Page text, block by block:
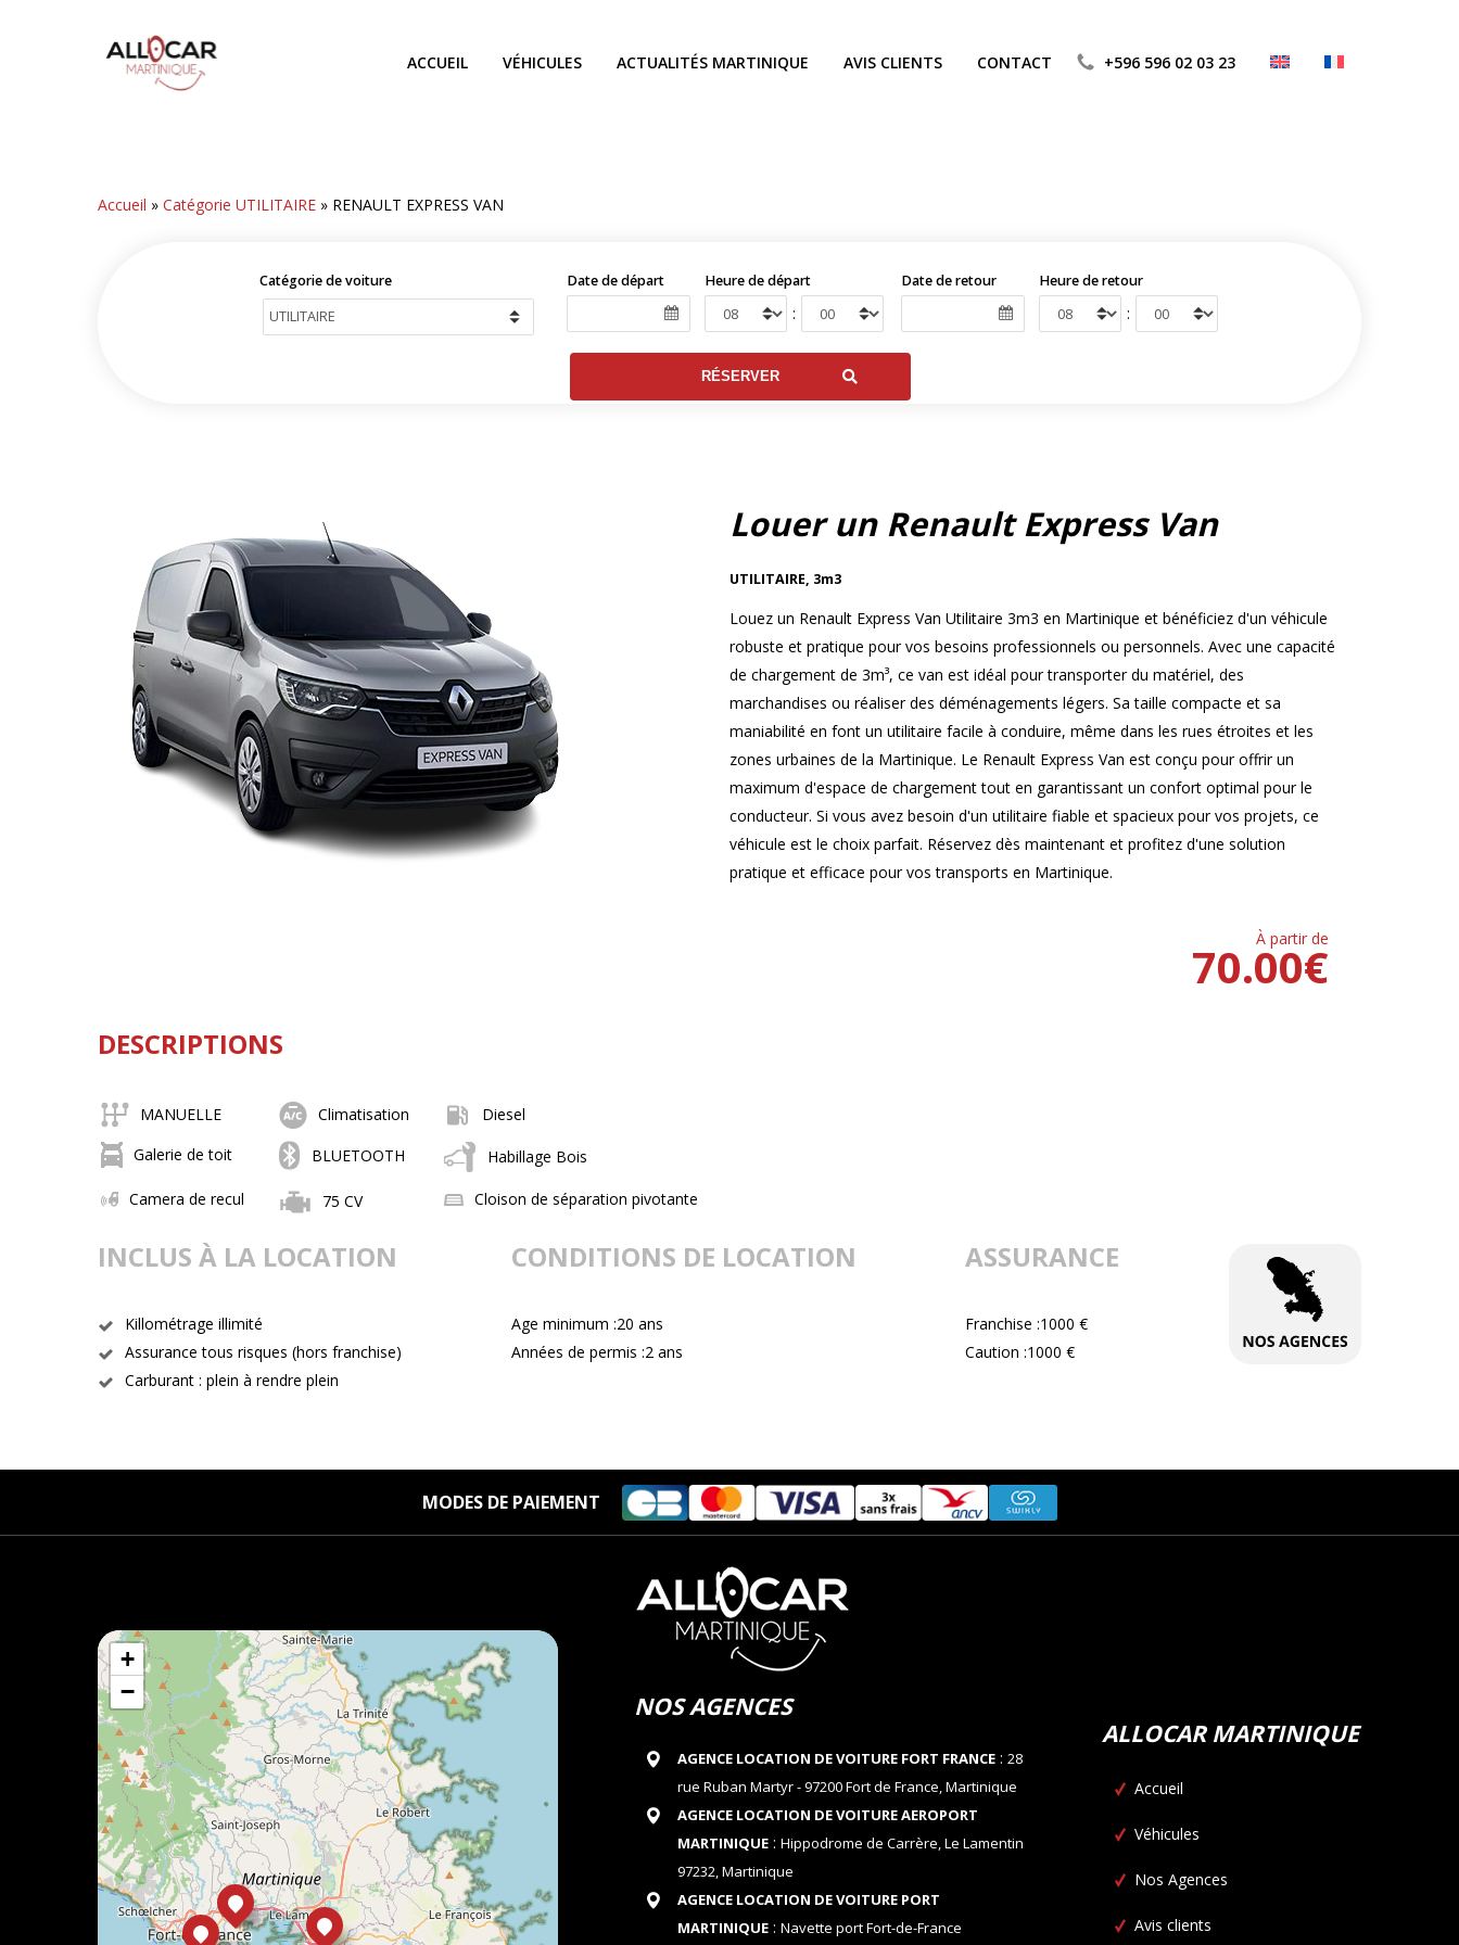
ACCUEIL VÉHICULES ACTUALITÉS MARTINIQUE AVIS CLIENTS CONTACT +596 596 02 03 23
Accueil »Catégorie UTILITAIRE » RENAULT EXPRESS VAN
Catégorie de voiture Date de départ Heure de départ
:
Date de retour Heure de retour
:
Louer un Renault Express Van
UTILITAIRE, 3m3
Louez un Renault Express Van Utilitaire 3m3 en Martinique et bénéficiez d'un véhicule
robuste et pratique pour vos besoins professionnels ou personnels. Avec une capacité
de chargement de 3m³, ce van est idéal pour transporter du matériel, des
marchandises ou réaliser des déménagements légers. Sa taille compacte et sa
maniabilité en font un utilitaire facile à conduire, même dans les rues étroites et les
zones urbaines de la Martinique. Le Renault Express Van est conçu pour offrir un
maximum d'espace de chargement tout en garantissant un confort optimal pour le
conducteur. Si vous avez besoin d'un utilitaire fiable et spacieux pour vos projets, ce
véhicule est le choix parfait. Réservez dès maintenant et profitez d'une solution
pratique et efficace pour vos transports en Martinique.
À partir de
€
70.00
DESCRIPTIONS
MANUELLE Climatisation
Diesel
Galerie de toit
BLUETOOTH Habillage Bois
Camera de recul 75 CV Cloison de séparation pivotante
INCLUS À LA LOCATION
Killométrage illimité
Assurance tous risques (hors franchise)
Carburant : plein à rendre plein
CONDITIONS DE LOCATION
Age minimum :20 ans
Années de permis :2 ans
ASSURANCE
Franchise :1000 €
Caution :1000 €
MODES DE PAIEMENT
+
−
NOS AGENCES
AGENCE LOCATION DE VOITURE FORT FRANCE: 28
rue Ruban Martyr - 97200 Fort de France, Martinique
AGENCE LOCATION DE VOITURE AEROPORT
MARTINIQUE: Hippodrome de Carrère, Le Lamentin
97232, Martinique
AGENCE LOCATION DE VOITURE PORT
MARTINIQUE: Navette port Fort-de-France
ALLOCAR MARTINIQUE
Accueil
Véhicules
Nos Agences
Avis clients